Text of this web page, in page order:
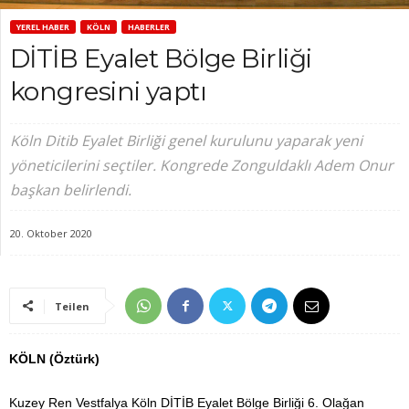
YEREL HABER KÖLN HABERLER
DİTİB Eyalet Bölge Birliği
kongresini yaptı
Köln Ditib Eyalet Birliği genel kurulunu yaparak yeni
yöneticilerini seçtiler. Kongrede Zonguldaklı Adem Onur
başkan belirlendi.
20. Oktober 2020
Teilen
KÖLN (Öztürk)
Kuzey Ren Vestfalya Köln DİTİB Eyalet Bölge Birliği 6. Olağan